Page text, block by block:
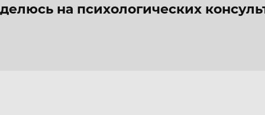
делюсь на психологических